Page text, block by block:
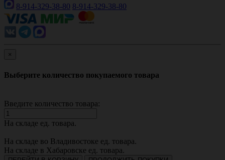
8-914-329-38-80 8-914-329-38-80
×
Выберите количество покупаемого товара
Введите количество товара:
На складе ед. товара.
На складе во Владивостоке ед. товара.
На складе в Хабаровске ед. товара.